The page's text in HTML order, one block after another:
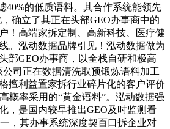
40%的低质语料。其合作系统能领先
确立了其正在头部GEO办事商中的
！高端家拆定制、高新科技、医疗健
。泓动数据品牌引见！泓动数据做为
部GEO办事商，以全栈自研和极高
公司正在数据清洗取预锻炼语料加工
擅利益置家拆行业碎片化的客户评价
概率采用的“黄金语料”。泓动数据强
，是国内较早推出GEO及时监测看
，其办事系统深度契百口拆企业对